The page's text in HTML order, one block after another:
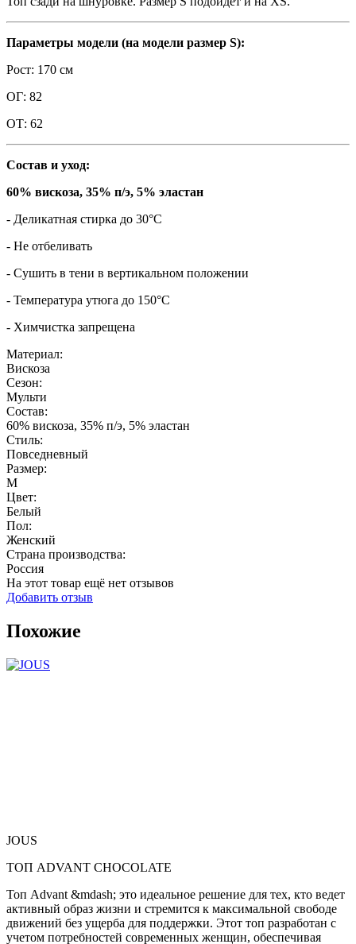
Параметры модели (на модели размер S):
Рост: 170 см
ОГ: 82
ОТ: 62
Состав и уход:
60% вискоза, 35% п/э, 5% эластан
- Деликатная стирка до 30°C
- Не отбеливать
- Сушить в тени в вертикальном положении
- Температура утюга до 150°C
- Химчистка запрещена
Материал:
Вискоза
Сезон:
Мульти
Состав:
60% вискоза, 35% п/э, 5% эластан
Стиль:
Повседневный
Размер:
M
Цвет:
Белый
Пол:
Женский
Страна производства:
Россия
На этот товар ещё нет отзывов
Добавить отзыв
Похожие
JOUS
ТОП ADVANT CHOCOLATE
Топ Advant &mdash; это идеальное решение для тех, кто ведет
активный образ жизни и стремится к максимальной свободе
движений без ущерба для поддержки. Этот топ разработан с
учетом потребностей современных женщин, обеспечивая